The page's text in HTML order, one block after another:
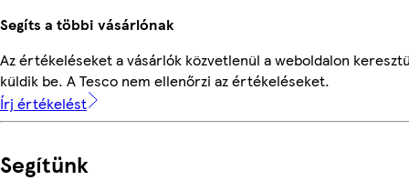
Segíts a többi vásárlónak
Az értékeléseket a vásárlók közvetlenül a weboldalon
küldik be. A Tesco nem ellenőrzi az értékeléseket.
Írj értékelést
Segítünk